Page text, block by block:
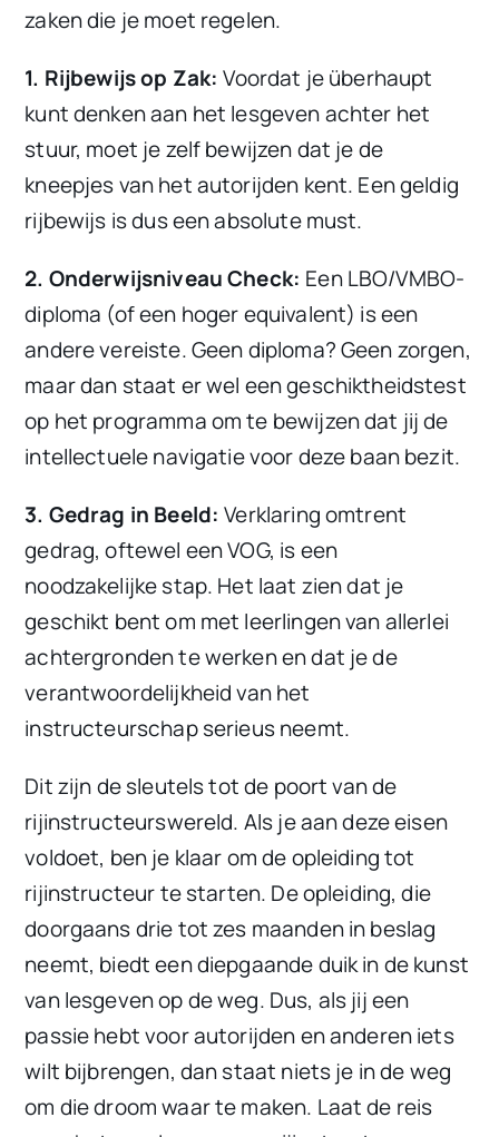
zaken die je moet regelen.
1. Rijbewijs op Zak: Voordat je überhaupt
kunt denken aan het lesgeven achter het
stuur, moet je zelf bewijzen dat je de
kneepjes van het autorijden kent. Een geldig
rijbewijs is dus een absolute must.
2. Onderwijsniveau Check: Een LBO/VMBO-
diploma (of een hoger equivalent) is een
andere vereiste. Geen diploma? Geen zorgen,
maar dan staat er wel een geschiktheidstest
op het programma om te bewijzen dat jij de
intellectuele navigatie voor deze baan bezit.
3. Gedrag in Beeld: Verklaring omtrent
gedrag, oftewel een VOG, is een
noodzakelijke stap. Het laat zien dat je
geschikt bent om met leerlingen van allerlei
achtergronden te werken en dat je de
verantwoordelijkheid van het
instructeurschap serieus neemt.
Dit zijn de sleutels tot de poort van de
rijinstructeurswereld. Als je aan deze eisen
voldoet, ben je klaar om de opleiding tot
rijinstructeur te starten. De opleiding, die
doorgaans drie tot zes maanden in beslag
neemt, biedt een diepgaande duik in de kunst
van lesgeven op de weg. Dus, als jij een
passie hebt voor autorijden en anderen iets
wilt bijbrengen, dan staat niets je in de weg
om die droom waar te maken. Laat de reis